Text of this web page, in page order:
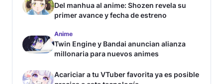
Del manhua al anime: Shozen revela su
primer avance y fecha de estreno
Anime
Twin Engine y Bandai anuncian alianza
millonaria para nuevos animes
Acariciar a tu VTuber favorita ya es posible